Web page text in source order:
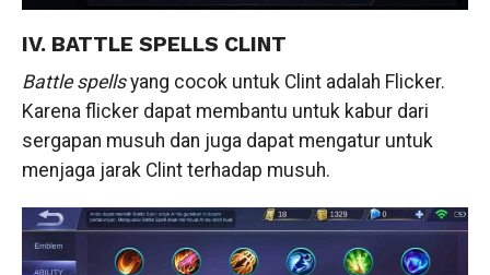
IV. BATTLE SPELLS CLINT
Battle spellsyang cocok untuk Clint adalah Flicker.
Karena flicker dapat membantu untuk kabur dari
sergapan musuh dan juga dapat mengatur untuk
menjaga jarak Clint terhadap musuh.